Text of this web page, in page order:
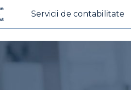
Servicii de contabilitate